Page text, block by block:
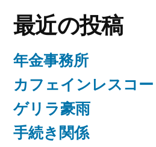
最近の投稿
年金事務所
カフェインレスコ
ゲリラ豪雨
手続き関係